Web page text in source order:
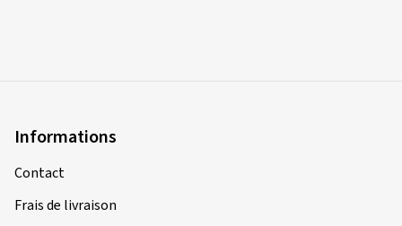
Informations
Contact
Frais de livraison